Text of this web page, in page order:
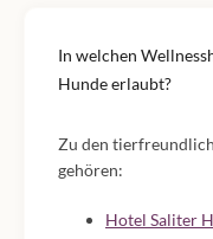
In welchen
Hunde erlaubt?
Zu den
gehören:
Hotel Saliter